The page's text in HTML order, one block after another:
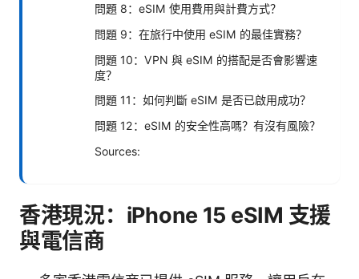
問題 8：eSIM 使用費用與計費方式？
問題 9：在旅行中使用 eSIM 的最佳實務？
問題 10：VPN 與 eSIM 的搭配是否會影響速
度？
問題 11：如何判斷 eSIM 是否已啟用成功？
問題 12：eSIM 的安全性高嗎？有沒有風險？
Sources:
香港現況：iPhone 15 eSIM 支援
與電信商